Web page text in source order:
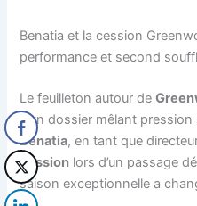
Benatia et la cession
performance et second
Le feuilleton autour de
d’un dossier mêlant
Benatia, en tant que
cession lors d’un passage
saison exceptionnelle a